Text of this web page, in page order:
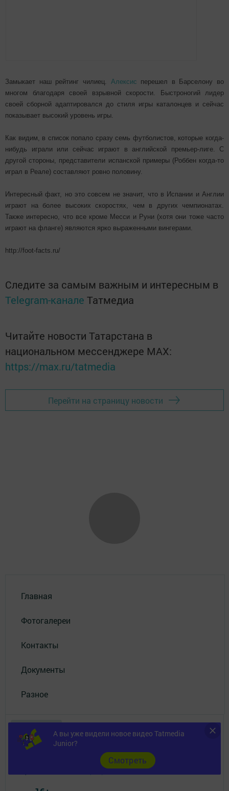
Замыкает наш рейтинг чилиец. Алексис перешел в Барселону во
многом благодаря своей взрывной скорости. Быстроногий лидер
своей сборной адаптировался до стиля игры каталонцев и сейчас
показывает высокий уровень игры.
Как видим, в список попало сразу семь футболистов, которые когда-
нибудь играли или сейчас играют в английской премьер-лиге. С
другой стороны, представители испанской примеры (Роббен когда-то
играл в Реале) составляют ровно половину.
Интересный факт, но это совсем не значит, что в Испании и Англии
играют на более высоких скоростях, чем в других чемпионатах.
Также интересно, что все кроме Месси и Руни (хотя они тоже часто
играют на фланге) являются ярко выраженными вингерами.
http://foot-facts.ru/
Следите за самым важным и интересным в
Telegram-канале Татмедиа
Читайте новости Татарстана в
национальном мессенджере MАХ:
https://max.ru/tatmedia
Перейти на страницу новости
Главная
Фотогалереи
Контакты
Документы
Разное
А вы уже видели новое видео Tatmedia
Junior?
Cмотреть
(843) 222 09 84